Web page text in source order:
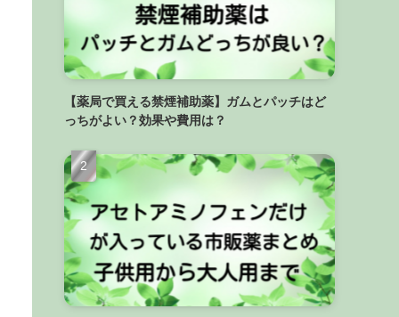
【薬局で買える禁煙補助薬】ガムとパッチはど
っちがよい？効果や費用は？